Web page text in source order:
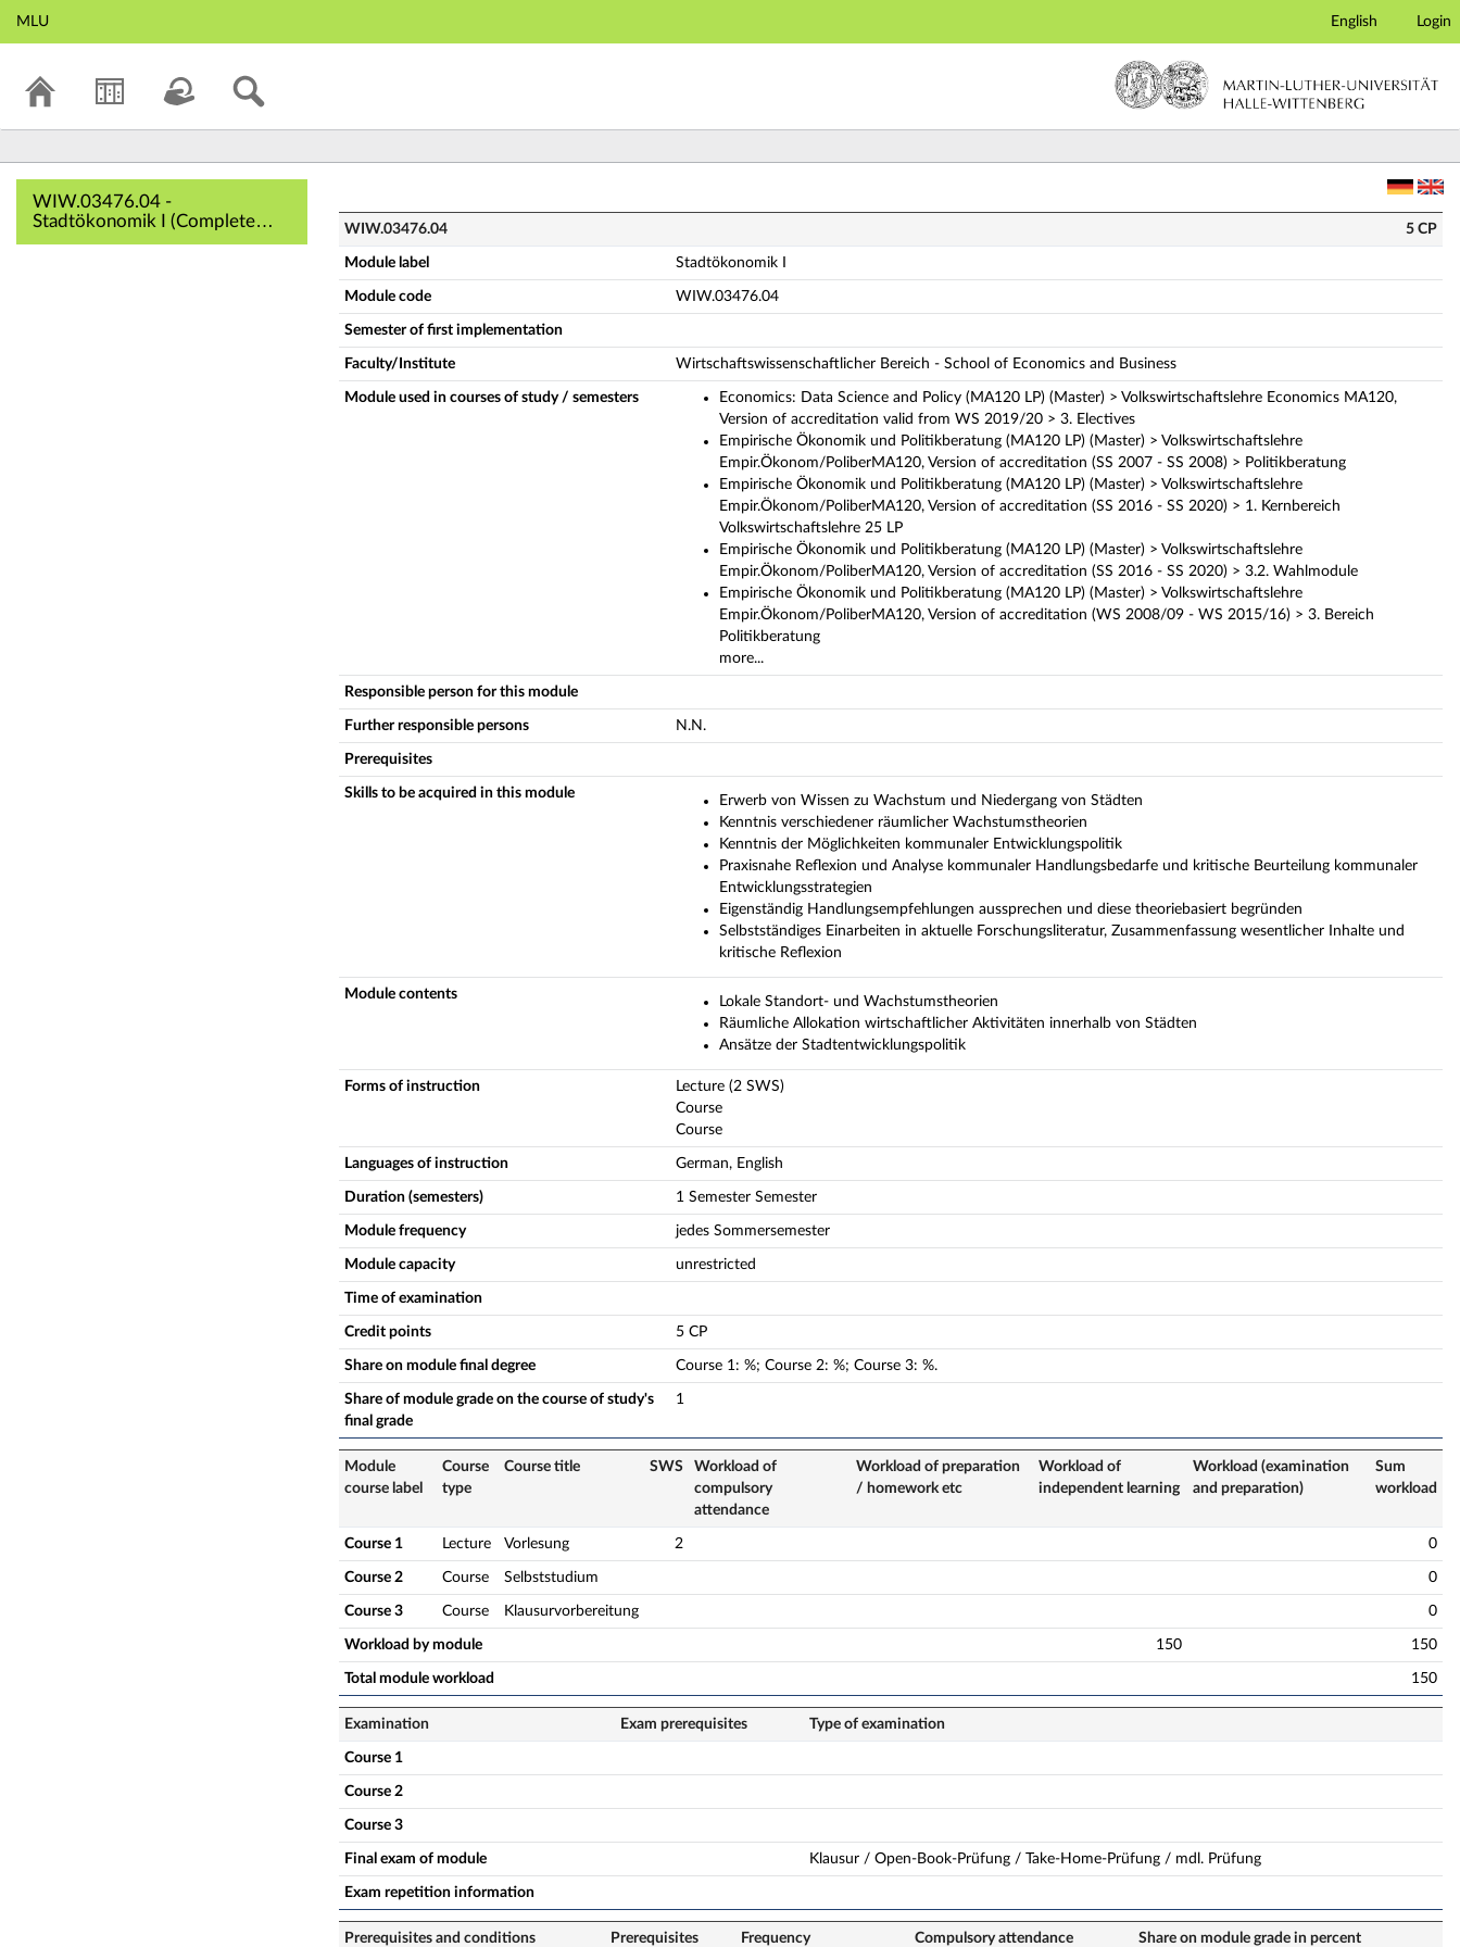
Main navigation
MLU English Login
WIW.03476.04 -
Stadtökonomik I (Complete
module description)
WIW.03476.04 5 CP
Module label Stadtökonomik I
Module code WIW.03476.04
Semester of first implementation
Faculty/Institute Wirtschaftswissenschaftlicher Bereich - School of Economics and Business
Module used in courses of study / semesters
Economics: Data Science and Policy (MA120 LP) (Master) > Volkswirtschaftslehre Economics MA120,
Version of accreditation valid from WS 2019/20 > 3. Electives
Empirische Ökonomik und Politikberatung (MA120 LP) (Master) > Volkswirtschaftslehre
Empir.Ökonom/PoliberMA120, Version of accreditation (SS 2007 - SS 2008) > Politikberatung
Empirische Ökonomik und Politikberatung (MA120 LP) (Master) > Volkswirtschaftslehre
Empir.Ökonom/PoliberMA120, Version of accreditation (SS 2016 - SS 2020) > 1. Kernbereich
Volkswirtschaftslehre 25 LP
Empirische Ökonomik und Politikberatung (MA120 LP) (Master) > Volkswirtschaftslehre
Empir.Ökonom/PoliberMA120, Version of accreditation (SS 2016 - SS 2020) > 3.2. Wahlmodule
Empirische Ökonomik und Politikberatung (MA120 LP) (Master) > Volkswirtschaftslehre
Empir.Ökonom/PoliberMA120, Version of accreditation (WS 2008/09 - WS 2015/16) > 3. Bereich
Politikberatung
more...
Responsible person for this module
Further responsible persons N.N.
Prerequisites
Skills to be acquired in this module
Erwerb von Wissen zu Wachstum und Niedergang von Städten
Kenntnis verschiedener räumlicher Wachstumstheorien
Kenntnis der Möglichkeiten kommunaler Entwicklungspolitik
Praxisnahe Reflexion und Analyse kommunaler Handlungsbedarfe und kritische Beurteilung kommunaler
Entwicklungsstrategien
Eigenständig Handlungsempfehlungen aussprechen und diese theoriebasiert begründen
Selbstständiges Einarbeiten in aktuelle Forschungsliteratur, Zusammenfassung wesentlicher Inhalte und
kritische Reflexion
Module contents
Lokale Standort- und Wachstumstheorien
Räumliche Allokation wirtschaftlicher Aktivitäten innerhalb von Städten
Ansätze der Stadtentwicklungspolitik
Forms of instruction
Lecture (2 SWS)
Course
Course
Languages of instruction German, English
Duration (semesters) 1 Semester Semester
Module frequency jedes Sommersemester
Module capacity unrestricted
Time of examination
Credit points 5 CP
Share on module final degree Course 1: %; Course 2: %; Course 3: %.
Share of module grade on the course of study's
final grade
1
Module
course label
Course
type
Course title SWS
Workload of
compulsory
attendance
Workload of preparation
/ homework etc
Workload of
independent learning
Workload (examination
and preparation)
Sum
workload
Course 1 Lecture Vorlesung 2 0
Course 2 Course Selbststudium 0
Course 3 Course Klausurvorbereitung 0
Workload by module 150 150
Total module workload 150
Examination Exam prerequisites Type of examination
Course 1
Course 2
Course 3
Final exam of module Klausur / Open-Book-Prüfung / Take-Home-Prüfung / mdl. Prüfung
Exam repetition information
Prerequisites and conditions Prerequisites Frequency Compulsory attendance Share on module grade in percent